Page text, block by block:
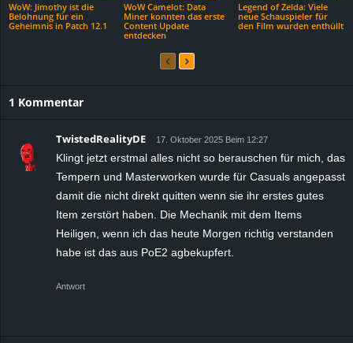
WoW: Jimothy ist die
Belohnung für ein
Geheimnis in Patch 12.1
WoW Camelot: Data
Miner konnten das erste
Content Update
entdecken
Legend of Zelda: Viele
neue Schauspieler für
den Film wurden enthüllt
1 Kommentar
TwistedRealityDE 17. Oktober 2025 Beim 12:27
Klingt jetzt erstmal alles nicht so berauschen für mich, das
Tempern und Masterworken wurde für Casuals angepasst
damit die nicht direkt quitten wenn sie ihr erstes gutes
Item zerstört haben. Die Mechanik mit dem Items
Heiligen, wenn ich das heute Morgen richtig verstanden
habe ist das aus PoE2 agbekupfert.
Antwort